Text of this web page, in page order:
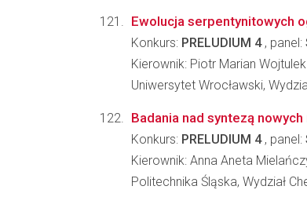
Ewolucja serpentynitowych
Konkurs: PRELUDIUM 4, panel:
Kierownik: Piotr Marian Wojtulek
Uniwersytet Wrocławski,
Badania nad syntezą
Konkurs: PRELUDIUM 4, panel:
Kierownik: Anna Aneta
Politechnika Śląska, Wydział